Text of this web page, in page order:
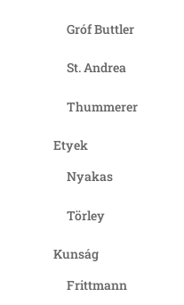
Gróf Buttler
St. Andrea
Thummerer
Etyek
Nyakas
Törley
Kunság
Frittmann